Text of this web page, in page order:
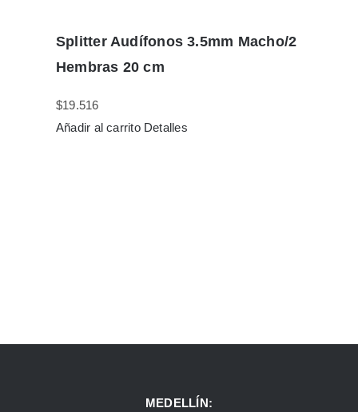
Splitter Audífonos 3.5mm Macho/2
Hembras 20 cm
$19.516
Añadir al carrito Detalles
MEDELLÍN: